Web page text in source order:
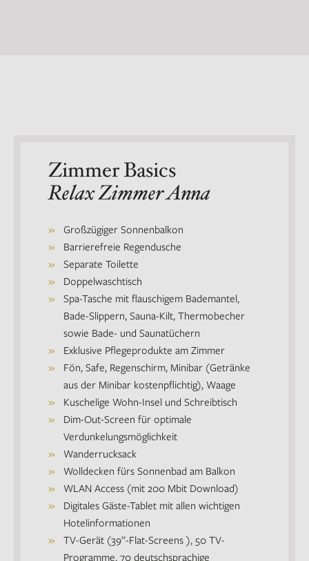
Zimmer Basics
Relax Zimmer Anna
Großzügiger Sonnenbalkon
Barrierefreie Regendusche
Separate Toilette
Doppelwaschtisch
Spa-Tasche mit flauschigem Bademantel,
Bade-Slippern, Sauna-Kilt, Thermobecher
sowie Bade- und Saunatüchern
Exklusive Pflegeprodukte am Zimmer
Fön, Safe, Regenschirm, Minibar (Getränke
aus der Minibar kostenpflichtig), Waage
Kuschelige Wohn-Insel und Schreibtisch
Dim-Out-Screen für optimale
Verdunkelungsmöglichkeit
Wanderrucksack
Wolldecken fürs Sonnenbad am Balkon
WLAN Access (mit 200 Mbit Download)
Digitales Gäste-Tablet mit allen wichtigen
Hotelinformationen
TV-Gerät (39”-Flat-Screens ), 50 TV-
Programme, 70 deutschsprachige